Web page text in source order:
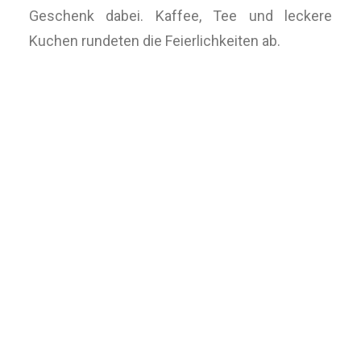
Geschenk dabei. Kaffee, Tee und leckere
Kuchen rundeten die Feierlichkeiten ab.